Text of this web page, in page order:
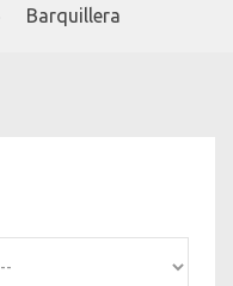
Barquillera